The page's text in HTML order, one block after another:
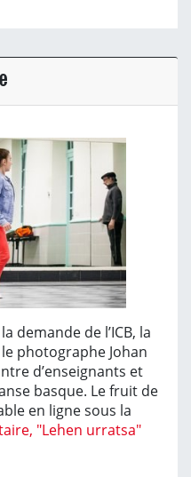
demande de l’ICB, la
photographe Johan
d’enseignants et
basque. Le fruit de
en ligne sous la
"Lehen urratsa"